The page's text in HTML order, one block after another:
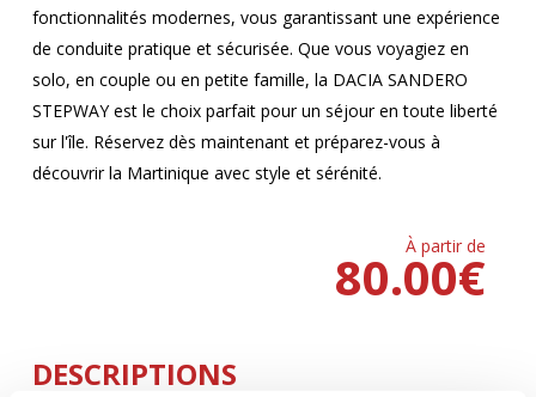
fonctionnalités modernes, vous garantissant une expérience
de conduite pratique et sécurisée. Que vous voyagiez en
solo, en couple ou en petite famille, la DACIA SANDERO
STEPWAY est le choix parfait pour un séjour en toute liberté
sur l'île. Réservez dès maintenant et préparez-vous à
découvrir la Martinique avec style et sérénité.
À partir de
€
80.00
DESCRIPTIONS